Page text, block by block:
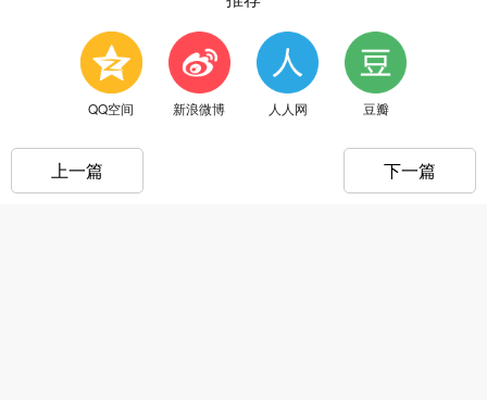
QQ空间 新浪微博 人人网 豆瓣
上一篇 下一篇